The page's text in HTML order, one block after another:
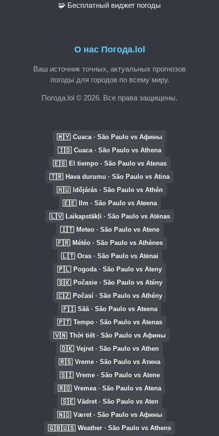
О нас Погода.lol
Ваш источник точных, актуальных прогнозов
погоды для городов по всему миру.
Погода.lol © 2026. Все права защищены.
🧩 Бесплатный виджет погоды
🇲🇾 Cuaca · São Paulo vs Афины
🇮🇩 Cuaca · São Paulo vs Athena
🇪🇸 El tiempo · São Paulo vs Atenas
🇹🇷 Hava durumu · São Paulo vs Atina
🇭🇺 Időjárás · São Paulo vs Athén
🇪🇪 Ilm · São Paulo vs Ateena
🇱🇻 Laikapstākļi · São Paulo vs Atēnas
🇮🇹 Meteo · São Paulo vs Atene
🇫🇷 Météo · São Paulo vs Athènes
🇱🇹 Oras · São Paulo vs Atėnai
🇵🇱 Pogoda · São Paulo vs Ateny
🇸🇰 Počasie · São Paulo vs Atény
🇨🇿 Počasí · São Paulo vs Athény
🇫🇮 Sää · São Paulo vs Ateena
🇵🇹 Tempo · São Paulo vs Atenas
🇻🇳 Thời tiết · São Paulo vs Афины
🇩🇰 Vejret · São Paulo vs Athen
🇷🇸 Vreme · São Paulo vs Атина
🇸🇮 Vreme · São Paulo vs Atene
🇷🇴 Vremea · São Paulo vs Atena
🇸🇪 Vädret · São Paulo vs Aten
🇳🇴 Været · São Paulo vs Афины
🇬🇧🇺🇸 Weather · São Paulo vs Athens